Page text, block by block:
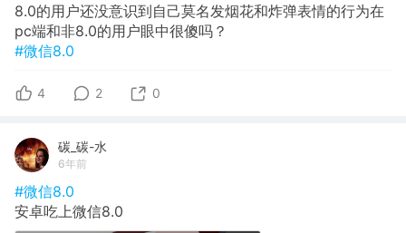
8.0的用户还没意识到自己莫名发烟花和炸弹表情的行为在
pc端和非8.0的用户眼中很傻吗？
#微信8.0
4 2 0
碳_碳-水
6年前
#微信8.0
安卓吃上微信8.0